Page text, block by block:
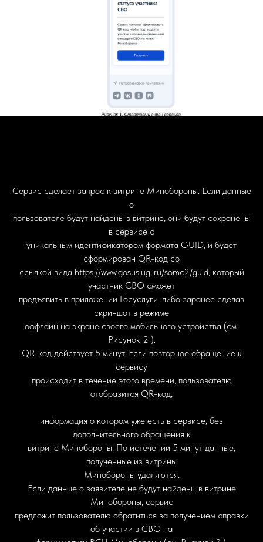
Сервис сделает запрос к витрине Минобороны. Если данные
о
пользователе будут найдены в витрине, они будут сохранены
в сервисе с
уникальным идентификатором формата GUID, и будет
сформирован QR-код со
ссылкой вида https://www.gosuslugi.ru/somc2/guid, который
участник СВО сможет
предъявить в приложении Госуслуги, либо заранее сделав
скриншот в режиме
оффлайн на экране своего мобильного устройства (см.
Рисунок 2 ).
QR-код действует 5 минут. Если повторное обращение к
сервису
происходит в течение этого времени, пользователю
отобразится QR-код,
информация о котором уже есть в сервисе, без
дополнительного обращения к
витрине Минобороны. По истечении 5 минут данные,
полученные из витрины
Минобороны удаляются.
Если данные о заявителе не будут найдены в витрине
Минобороны, сервис
предложит пользователю обратиться за получением справки
об участии в СВО на